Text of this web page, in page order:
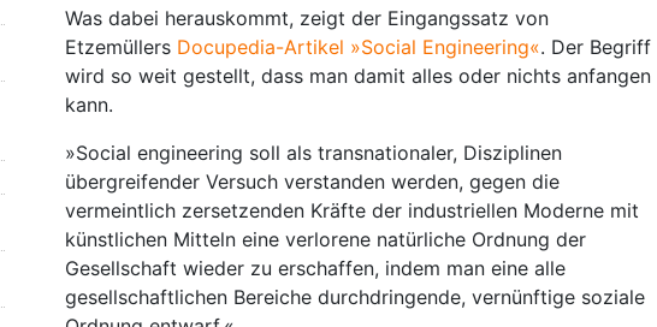
Was dabei herauskommt, zeigt der Eingangssatz von
Etzemüllers Docupedia-Artikel »Social Engineering«. Der Begriff
wird so weit gestellt, dass man damit alles oder nichts anfangen
kann.
»Social engineering soll als transnationaler, Disziplinen
übergreifender Versuch verstanden werden, gegen die
vermeintlich zersetzenden Kräfte der industriellen Moderne mit
künstlichen Mitteln eine verlorene natürliche Ordnung der
Gesellschaft wieder zu erschaffen, indem man eine alle
gesellschaftlichen Bereiche durchdringende, vernünftige soziale